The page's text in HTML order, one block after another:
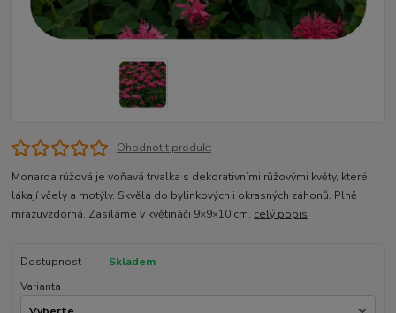
Ohodnotit produkt
Monarda růžová je voňavá trvalka s dekorativními růžovými květy, které
lákají včely a motýly. Skvělá do bylinkových i okrasných záhonů. Plně
mrazuvzdorná. Zasíláme v květináči 9×9×10 cm. celý popis
Dostupnost
Skladem
Varianta